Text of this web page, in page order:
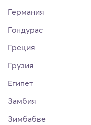
Германия
Гондурас
Греция
Грузия
Египет
Замбия
Зимбабве